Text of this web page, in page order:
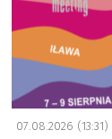
07.08.2026 (13:31)